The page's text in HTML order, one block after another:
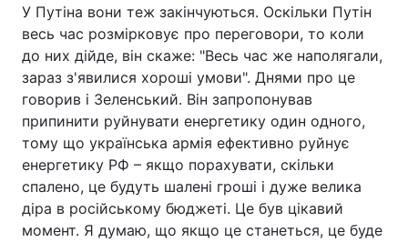
У Путіна вони теж закінчуються. Оскільки Путін
весь час розмірковує про переговори, то коли
до них дійде, він скаже: "Весь час же наполягали,
зараз з'явилися хороші умови". Днями про це
говорив і Зеленський. Він запропонував
припинити руйнувати енергетику один одного,
тому що українська армія ефективно руйнує
енергетику РФ – якщо порахувати, скільки
спалено, це будуть шалені гроші і дуже велика
діра в російському бюджеті. Це був цікавий
момент. Я думаю, що якщо це станеться, це буде